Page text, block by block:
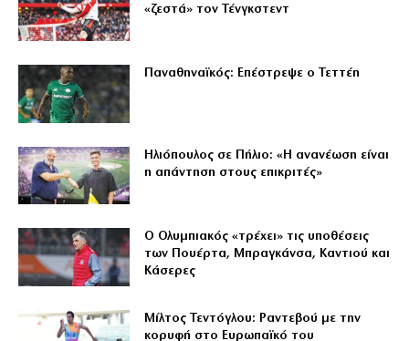
«ζεστά» τον Τένγκστεντ
Παναθηναϊκός: Επέστρεψε ο Τεττέη
Ηλιόπουλος σε Πήλιο: «Η ανανέωση είναι
η απάντηση στους επικριτές»
Ο Ολυμπιακός «τρέχει» τις υποθέσεις
των Πουέρτα, Μπραγκάνσα, Καντιού και
Κάσερες
Μίλτος Τεντόγλου: Ραντεβού με την
κορυφή στο Ευρωπαϊκό του